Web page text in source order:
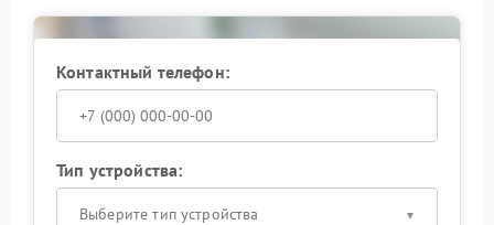
Контактный телефон:
Тип устройства:
Выберите тип устройства